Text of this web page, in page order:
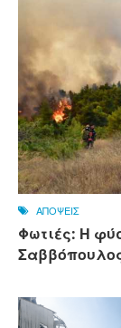
ΑΠΟΨΕΙΣ
Φωτιές: Η